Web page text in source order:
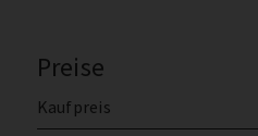
Preise
Kaufpreis